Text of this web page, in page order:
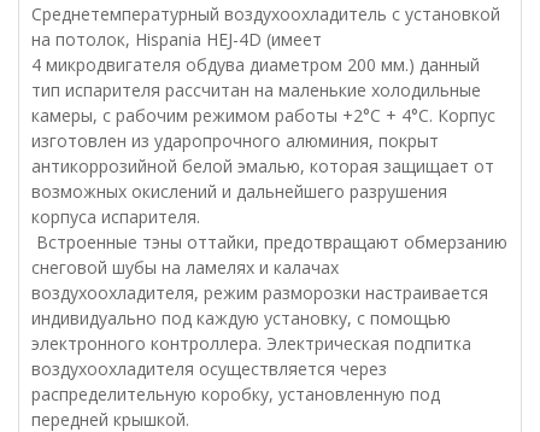
Среднетемпературный воздухоохладитель с установкой
на потолок, Hispania HEJ-4D (имеет
4 микродвигателя обдува диаметром 200 мм.) данный
тип испарителя рассчитан на маленькие холодильные
камеры, с рабочим режимом работы +2°С + 4°С. Корпус
изготовлен из ударопрочного алюминия, покрыт
антикоррозийной белой эмалью, которая защищает от
возможных окислений и дальнейшего разрушения
корпуса испарителя.
Встроенные тэны оттайки, предотвращают обмерзанию
снеговой шубы на ламелях и калачах
воздухоохладителя, режим разморозки настраивается
индивидуально под каждую установку, с помощью
электронного контроллера. Электрическая подпитка
воздухоохладителя осуществляется через
распределительную коробку, установленную под
передней крышкой.